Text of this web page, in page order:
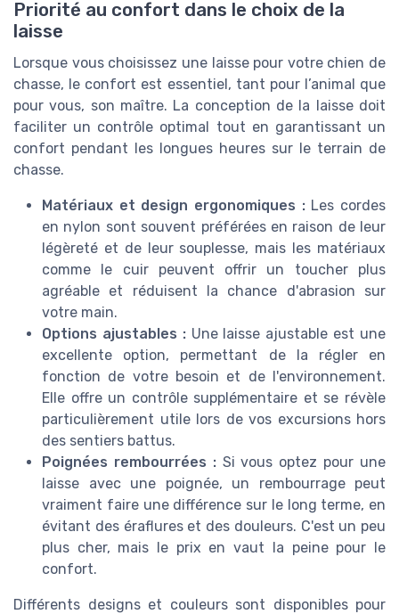
Priorité au confort dans le choix de la
laisse
Lorsque vous choisissez une laisse pour votre chien de
chasse, le confort est essentiel, tant pour l’animal que
pour vous, son maître. La conception de la laisse doit
faciliter un contrôle optimal tout en garantissant un
confort pendant les longues heures sur le terrain de
chasse.
Matériaux et design ergonomiques :Les cordes
en nylon sont souvent préférées en raison de leur
légèreté et de leur souplesse, mais les matériaux
comme le cuir peuvent offrir un toucher plus
agréable et réduisent la chance d'abrasion sur
votre main.
Options ajustables :Une laisse ajustable est une
excellente option, permettant de la régler en
fonction de votre besoin et de l'environnement.
Elle offre un contrôle supplémentaire et se révèle
particulièrement utile lors de vos excursions hors
des sentiers battus.
Poignées rembourrées :Si vous optez pour une
laisse avec une poignée, un rembourrage peut
vraiment faire une différence sur le long terme, en
évitant des éraflures et des douleurs. C'est un peu
plus cher, mais le prix en vaut la peine pour le
confort.
Différents designs et couleurs sont disponibles pour